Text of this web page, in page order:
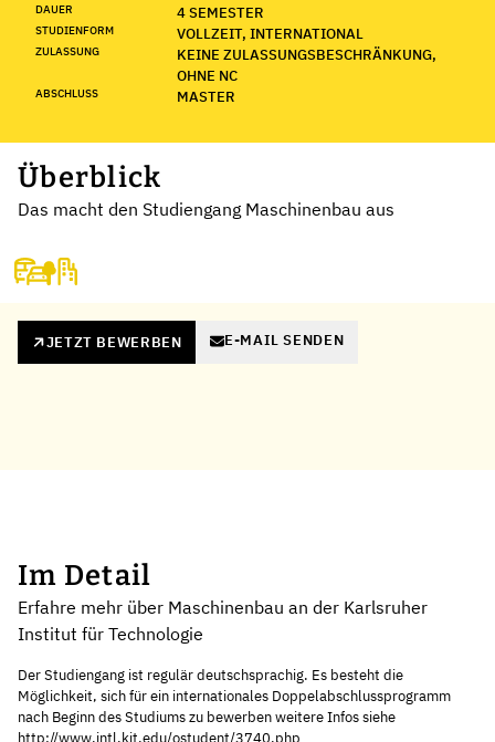
DAUER 4 SEMESTER
STUDIENFORM VOLLZEIT, INTERNATIONAL
ZULASSUNG
KEINE ZULASSUNGSBESCHRÄNKUNG,
OHNE NC
ABSCHLUSS MASTER
Überblick
Das macht den Studiengang Maschinenbau aus
JETZT BEWERBEN E-MAIL SENDEN
Im Detail
Erfahre mehr über Maschinenbau an der Karlsruher
Institut für Technologie
Der Studiengang ist regulär deutschsprachig. Es besteht die
Möglichkeit, sich für ein internationales Doppelabschlussprogramm
nach Beginn des Studiums zu bewerben weitere Infos siehe
http://www.intl.kit.edu/ostudent/3740.php